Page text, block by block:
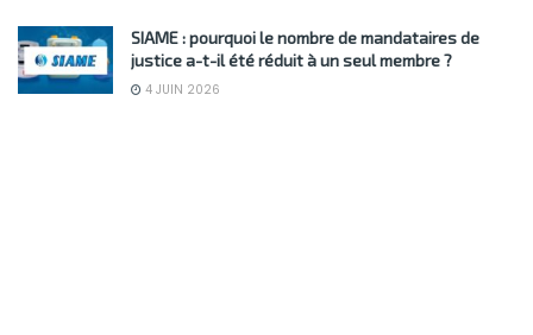
SIAME : pourquoi le nombre de mandataires de
justice a-t-il été réduit à un seul membre ?
4 JUIN 2026